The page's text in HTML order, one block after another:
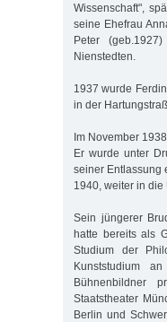
Wissenschaft",
seine Ehefrau
Peter
Nienstedten.
1937 wurde
in der
Im November
Er wurde unter
seiner Entlassung
1940, weiter in
Sein jüngerer
hatte bereits als
Studium der
Kunststudium
Bühnenbildner
Staatstheater
Berlin und